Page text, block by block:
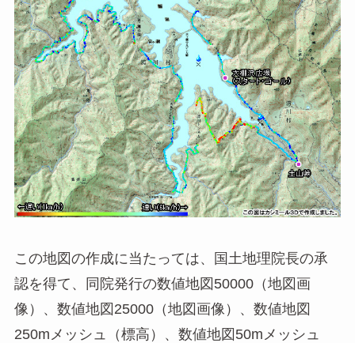
この地図の作成に当たっては、国土地理院長の承
認を得て、同院発行の数値地図50000（地図画
像）、数値地図25000（地図画像）、数値地図
250mメッシュ（標高）、数値地図50mメッシュ